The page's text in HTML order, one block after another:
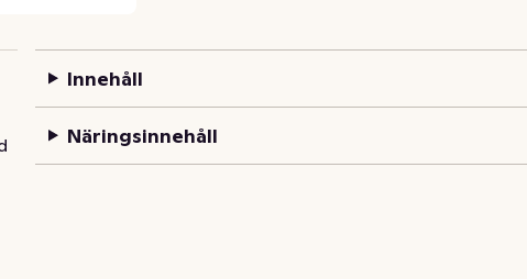
Innehåll
Näringsinnehåll